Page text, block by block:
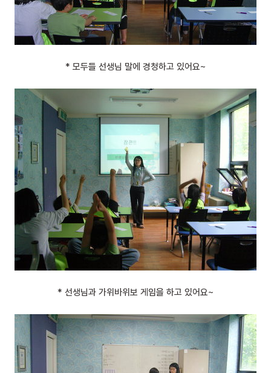
* 모두들 선생님 말에 경청하고 있어요~
* 선생님과 가위바위보 게임을 하고 있어요~